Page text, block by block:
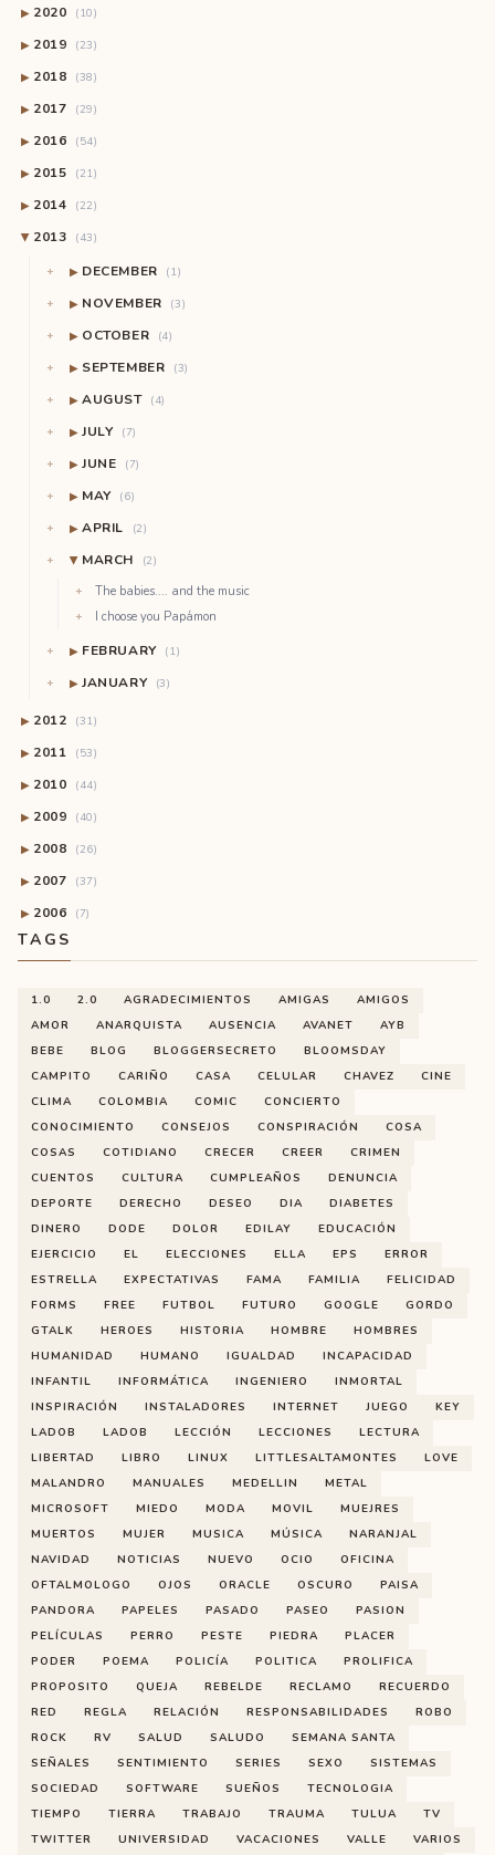
▶ 2020 (10)
▶ 2019 (23)
▶ 2018 (38)
▶ 2017 (29)
▶ 2016 (54)
▶ 2015 (21)
▶ 2014 (22)
▶ 2013 (43)
▶ DECEMBER (1)
▶ NOVEMBER (3)
▶ OCTOBER (4)
▶ SEPTEMBER (3)
▶ AUGUST (4)
▶ JULY (7)
▶ JUNE (7)
▶ MAY (6)
▶ APRIL (2)
▶ MARCH (2)
The babies.... and the music
I choose you Papámon
▶ FEBRUARY (1)
▶ JANUARY (3)
▶ 2012 (31)
▶ 2011 (53)
▶ 2010 (44)
▶ 2009 (40)
▶ 2008 (26)
▶ 2007 (37)
▶ 2006 (7)
TAGS
1.0 2.0 AGRADECIMIENTOS AMIGAS
AMIGOS
AMOR
ANARQUISTA AUSENCIA AVANET
AYB
BEBE
BLOG BLOGGERSECRETO
BLOOMSDAY
CAMPITO
CARIÑO CASA CELULAR CHAVEZ
CINE
CLIMA
COLOMBIA COMIC
CONCIERTO
CONOCIMIENTO
CONSEJOS CONSPIRACIÓN
COSA
COSAS
COTIDIANO CRECER CREER
CRIMEN
CUENTOS
CULTURA CUMPLEAÑOS
DENUNCIA
DEPORTE
DERECHO DESEO DIA
DIABETES
DINERO
DODE DOLOR EDILAY
EDUCACIÓN
EJERCICIO
EL ELECCIONES ELLA EPS
ERROR
ESTRELLA
EXPECTATIVAS FAMA FAMILIA
FELICIDAD
FORMS
FREE FUTBOL FUTURO GOOGLE
GORDO
GTALK
HEROES HISTORIA HOMBRE
HOMBRES
HUMANIDAD
HUMANO IGUALDAD
INCAPACIDAD
INFANTIL
INFORMÁTICA INGENIERO
INMORTAL
INSPIRACIÓN
INSTALADORES INTERNET JUEGO
KEY
LADOB
LADOB LECCIÓN LECCIONES
LECTURA
LIBERTAD
LIBRO LINUX LITTLESALTAMONTES
LOVE
MALANDRO
MANUALES MEDELLIN
METAL
MICROSOFT
MIEDO MODA MOVIL
MUEJRES
MUERTOS
MUJER MUSICA MÚSICA
NARANJAL
NAVIDAD
NOTICIAS NUEVO OCIO
OFICINA
OFTALMOLOGO
OJOS ORACLE OSCURO
PAISA
PANDORA
PAPELES PASADO PASEO
PASION
PELÍCULAS
PERRO PESTE PIEDRA
PLACER
PODER
POEMA POLICÍA POLITICA
PROLIFICA
PROPOSITO
QUEJA REBELDE RECLAMO
RECUERDO
RED
REGLA RELACIÓN RESPONSABILIDADES
ROBO
ROCK
RV SALUD SALUDO
SEMANA SANTA
SEÑALES
SENTIMIENTO SERIES SEXO
SISTEMAS
SOCIEDAD
SOFTWARE SUEÑOS
TECNOLOGIA
TIEMPO
TIERRA TRABAJO TRAUMA TULUA
TV
TWITTER
UNIVERSIDAD VACACIONES VALLE VARIOS